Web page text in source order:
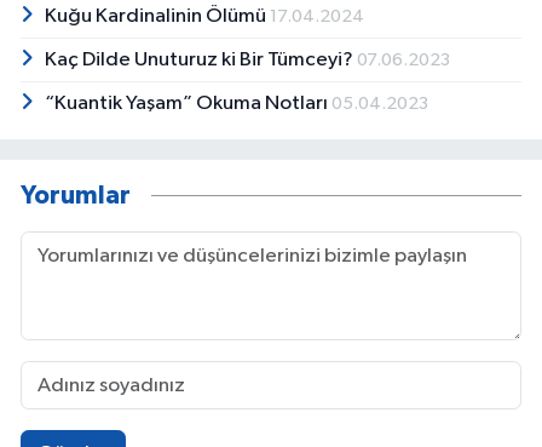
Kuğu Kardinalinin Ölümü 17.04.2024
Kaç Dilde Unuturuz ki Bir Tümceyi? 07.06.2023
“Kuantik Yaşam” Okuma Notları 05.04.2023
Yorumlar